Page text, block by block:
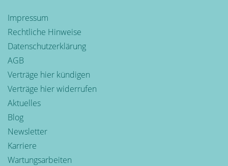
Impressum
Rechtliche Hinweise
Datenschutzerklärung
AGB
Verträge hier kündigen
Verträge hier widerrufen
Aktuelles
Blog
Newsletter
Karriere
Wartungsarbeiten